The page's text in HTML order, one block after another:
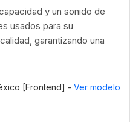
y un sonido de
usados para su
garantizando una
[Frontend] - Ver modelo